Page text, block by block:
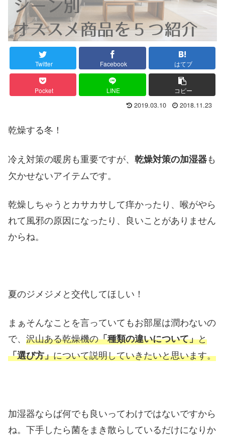
Twitter Facebook はてブ
Pocket LINE コピー
2019.03.10 2018.11.23
乾燥する冬！
冷え対策の暖房も重要ですが、 乾燥対策の加湿器も
欠かせないアイテムです。
乾燥しちゃうとカサカサして痒かったり、喉がやら
れて風邪の原因になったり、良いことがありません
からね。
夏のジメジメと交代してほしい！
まぁそんなことを言っていてもお部屋は潤わないの
で、 沢山ある乾燥機の「種類の違いについて」と
「選び方」について説明していきたいと思います。
加湿器ならば何でも良いってわけではないですから
ね。下手したら菌をまき散らしているだけになりか